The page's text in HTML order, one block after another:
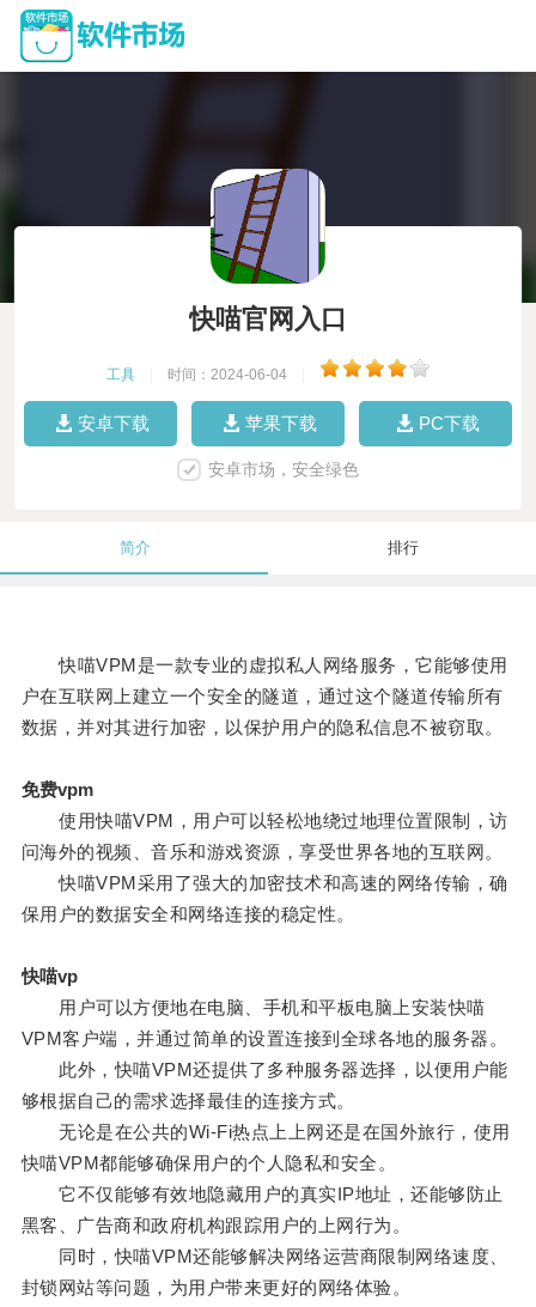
快喵官网入口
工具 时间：2024-06-04
安卓下载 苹果下载 PC下载
安卓市场，安全绿色
简介 排行
快喵VPM是一款专业的虚拟私人网络服务，它能够使用
户在互联网上建立一个安全的隧道，通过这个隧道传输所有
数据，并对其进行加密，以保护用户的隐私信息不被窃取。
免费vpm
使用快喵VPM，用户可以轻松地绕过地理位置限制，访
问海外的视频、音乐和游戏资源，享受世界各地的互联网。
快喵VPM采用了强大的加密技术和高速的网络传输，确
保用户的数据安全和网络连接的稳定性。
快喵vp
用户可以方便地在电脑、手机和平板电脑上安装快喵
VPM客户端，并通过简单的设置连接到全球各地的服务器。
此外，快喵VPM还提供了多种服务器选择，以便用户能
够根据自己的需求选择最佳的连接方式。
无论是在公共的Wi-Fi热点上上网还是在国外旅行，使用
快喵VPM都能够确保用户的个人隐私和安全。
它不仅能够有效地隐藏用户的真实IP地址，还能够防止
黑客、广告商和政府机构跟踪用户的上网行为。
同时，快喵VPM还能够解决网络运营商限制网络速度、
封锁网站等问题，为用户带来更好的网络体验。